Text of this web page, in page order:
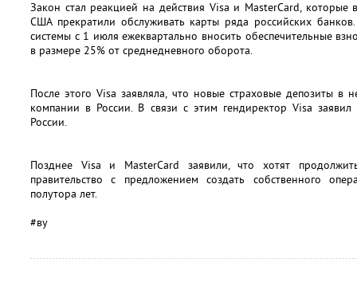
Закон стал реакцией на действия Visa и MasterCard, которые
США прекратили обслуживать карты ряда российских
системы с 1 июля ежеквартально вносить обеспечительные
в размере 25% от среднедневного оборота.
После этого Visa заявляла, что новые страховые депозиты в
компании в России. В связи с этим гендиректор Visa
России.
Позднее Visa и MasterCard заявили, что хотят
правительство с предложением создать собственного
полутора лет.
#ву